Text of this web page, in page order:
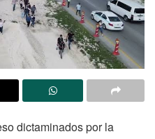
dictaminados por la